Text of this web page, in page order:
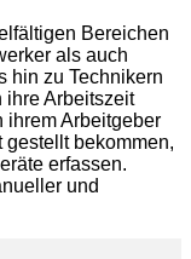
Bereichen
als auch
hin zu Technikern
ihre Arbeitszeit
ihrem Arbeitgeber
gestellt bekommen,
erfassen.
und